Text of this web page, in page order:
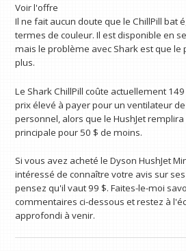
Voir l'offre
Il ne fait aucun doute que le ChillPill bat
termes de couleur. Il est disponible en
mais le problème avec Shark est que le
plus.
Le Shark ChillPill coûte actuellement
prix élevé à payer pour un ventilateur
personnel, alors que le HushJet
principale pour 50 $ de moins.
Si vous avez acheté le Dyson HushJet
intéressé de connaître votre avis sur
pensez qu'il vaut 99 $. Faites-le-moi
commentaires ci-dessous et restez à
approfondi à venir.